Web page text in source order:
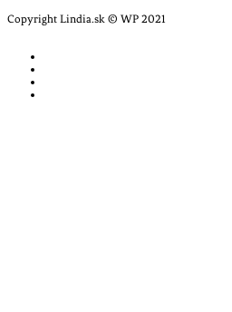
Copyright Lindia.sk © WP 2021